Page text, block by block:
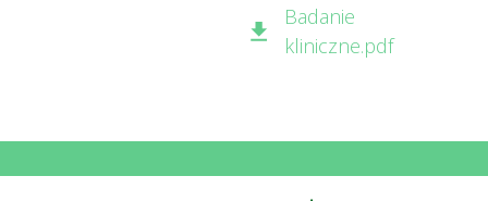
Badanie
kliniczne.pdf